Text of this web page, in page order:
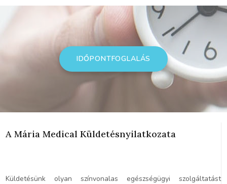
IDŐPONTFOGLALÁS
A Mária Medical Küldetésnyilatkozata
Küldetésünk olyan színvonalas egészségügyi szolgáltatást